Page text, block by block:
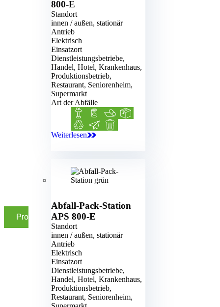
Produktfilter
800-E
Standort
innen / außen, stationär
Antrieb
Elektrisch
Einsatzort
Dienstleistungsbetriebe,
Handel, Hotel, Krankenhaus,
Produktionsbetrieb,
Restaurant, Seniorenheim,
Supermarkt
Art der Abfälle
Biomüll
Blechdosen
Folie
Kartonage
Kunststoff
Papier
Restmüll
Weiterlesen
PS 800-E
Abfall-Pack-Station
APS 800-E
Standort
innen / außen, stationär
Antrieb
Elektrisch
Einsatzort
Dienstleistungsbetriebe,
Handel, Hotel, Krankenhaus,
Produktionsbetrieb,
Restaurant, Seniorenheim,